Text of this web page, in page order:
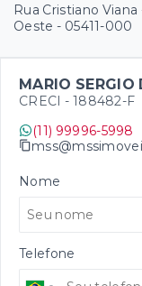
Rua Cristiano
Oeste - 05411-000
MARIO SERGIO
CRECI - 188482-F
(11) 99996-5998
Nome
Telefone